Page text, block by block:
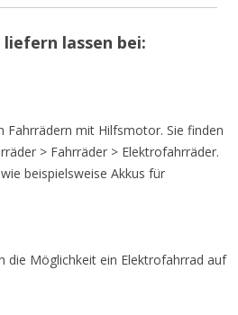
lassen bei:
Fahrrädern mit Hilfsmotor. Sie finden
> Fahrräder > Elektrofahrräder.
beispielsweise Akkus für
die Möglichkeit ein Elektrofahrrad auf